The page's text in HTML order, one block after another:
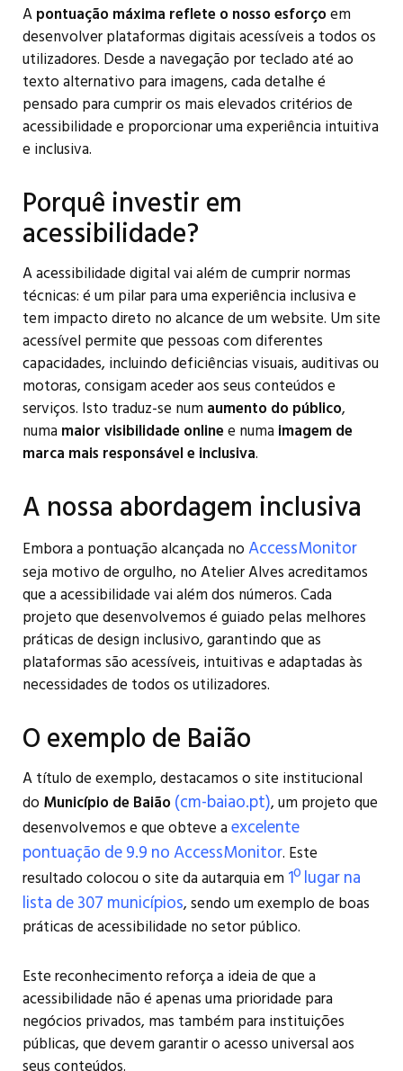
Apontuação máxima reflete o nosso esforçoem
desenvolver plataformas digitais acessíveis a todos os
utilizadores. Desde a navegação por teclado até ao
texto alternativo para imagens, cada detalhe é
pensado para cumprir os mais elevados critérios de
acessibilidade e proporcionar uma experiência intuitiva
e inclusiva.
Porquê investir em
acessibilidade?
A acessibilidade digital vai além de cumprir normas
técnicas: é um pilar para uma experiência inclusiva e
tem impacto direto no alcance de um website. Um site
acessível permite que pessoas com diferentes
capacidades, incluindo deficiências visuais, auditivas ou
motoras, consigam aceder aos seus conteúdos e
serviços. Isto traduz-se num aumento do público,
numa maior visibilidade onlinee numa imagem de
marca mais responsável e inclusiva.
A nossa abordagem inclusiva
Embora a pontuação alcançada noAccessMonitor
seja motivo de orgulho, no Atelier Alves acreditamos
que a acessibilidade vai além dos números. Cada
projeto que desenvolvemos é guiado pelas melhores
práticas de design inclusivo, garantindo que as
plataformas são acessíveis, intuitivas e adaptadas às
necessidades de todos os utilizadores.
O exemplo de Baião
A título de exemplo, destacamos o site institucional
do Município de Baião(cm-baiao.pt), um projeto que
desenvolvemos e que obteve aexcelente
pontuação de 9.9 no AccessMonitor. Este
resultado colocou o site da autarquia em 1º lugar na
lista de 307 municípios, sendo um exemplo de boas
práticas de acessibilidade no setor público.
Este reconhecimento reforça a ideia de que a
acessibilidade não é apenas uma prioridade para
negócios privados, mas também para instituições
públicas, que devem garantir o acesso universal aos